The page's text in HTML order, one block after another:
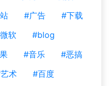
#广告
#下载
软
#blog
#音乐
#恶搞
术
#百度